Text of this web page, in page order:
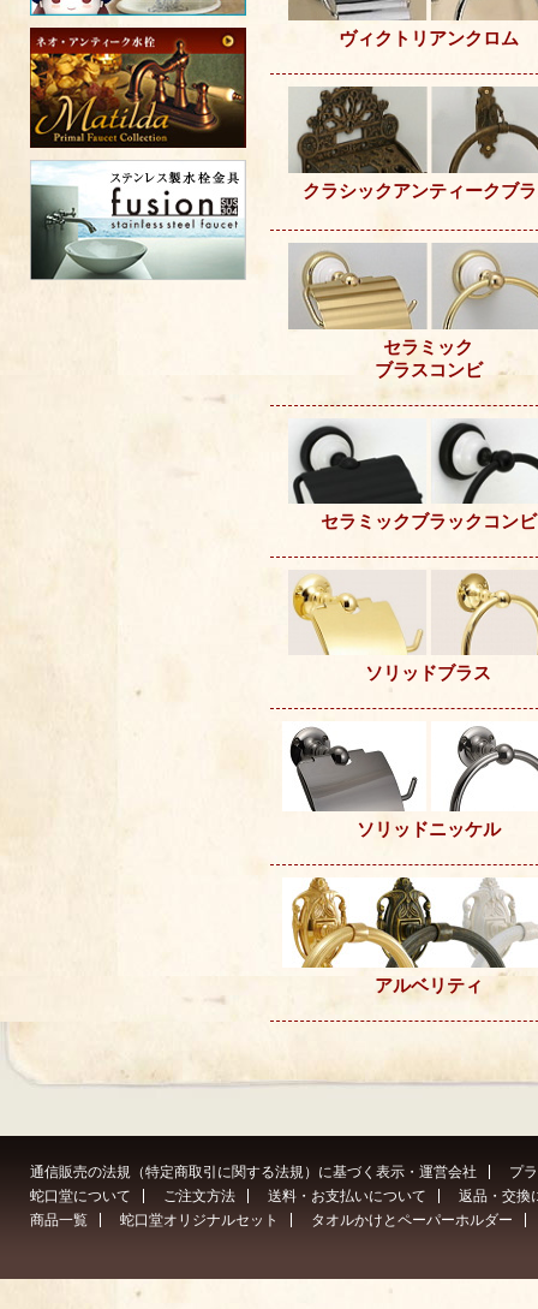
ヴィクトリアンクロム
クラシックアンティークブ
セラミック
ブラスコンビ
セラミックブラックコンビ
ソリッドブラス
ソリッドニッケル
アルベリティ
通信販売の法規（特定商取引に関する法規）に基づく表示・運営会社
プ
蛇口堂について
ご注文方法 送料・お支払いについて
返品・交換
商品一覧
蛇口堂オリジナルセット タオルかけとペーパーホルダー